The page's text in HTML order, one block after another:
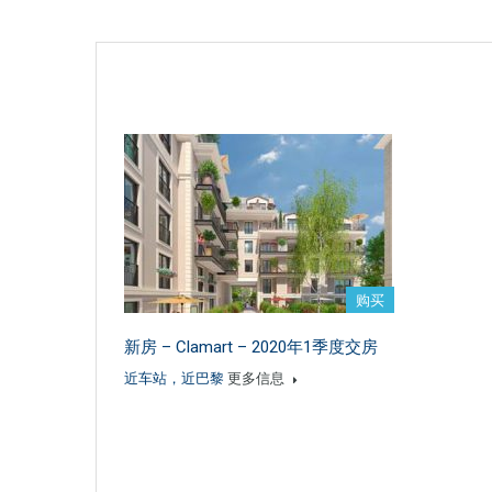
购买
新房 – Clamart – 2020年1季度交房
近车站，近巴黎 更多信息